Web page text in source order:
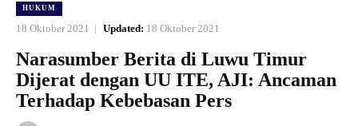
HUKUM
18 Oktober 2021 Updated: 18 Oktober 2021
Narasumber Berita di Luwu Timur
Dijerat dengan UU ITE, AJI: Ancaman
Terhadap Kebebasan Pers